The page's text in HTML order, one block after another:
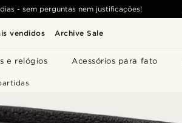
vendidos Archive Sale
e relógios Acessórios para fato
- sem perguntas nem justificações!